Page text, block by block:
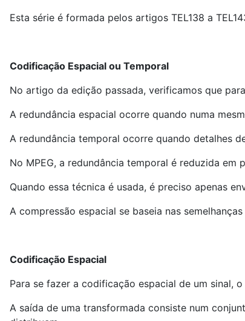
Esta série é formada pelos artigos TEL138 a
Codificação Espacial ou Temporal
No artigo da edição passada, verificamos que
A redundância espacial ocorre quando numa
A redundância temporal ocorre quando detalhes
No MPEG, a redundância temporal é reduzida em
Quando essa técnica é usada, é preciso apenas
A compressão espacial se baseia nas
Codificação Espacial
Para se fazer a codificação espacial de um sinal,
A saída de uma transformada consiste num